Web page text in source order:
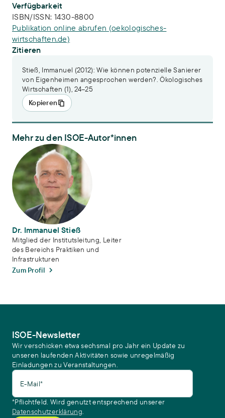
Verfügbarkeit
ISBN/ISSN: 1430-8800
Publikation online abrufen (oekologisches-
wirtschaften.de)
Zitieren
Stieß, Immanuel (2012): Wie können potenzielle Sanierer
von Eigenheimen angesprochen werden?. Ökologisches
Wirtschaften (1), 24–25
Kopieren
Mehr zu den ISOE-Autor*innen
Dr. Immanuel Stieß
Dr. Immanuel Stieß
Mitglied der Institutsleitung, Leiter
des Bereichs Praktiken und
Infrastrukturen
Zum Profil
ISOE-Newsletter
Wir verschicken etwa sechsmal pro Jahr ein Update zu
unseren laufenden Aktivitäten sowie unregelmäßig
Einladungen zu Veranstaltungen.
E-Mail*
*Pflichtfeld. Wird genutzt entsprechend unserer
Datenschutzerklärung.